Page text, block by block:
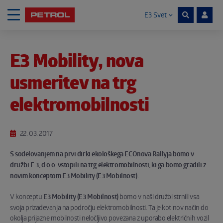
Skoči na vsebino E3 Svet
E3 Mobility, nova
usmeritev na trg
elektromobilnosti
22. 03. 2017
S sodelovanjem na prvi dirki ekološkega ECOnova Rallyja bomo v
družbi E 3, d.o.o. vstopili na trg elektromobilnosti, ki ga bomo gradili z
novim konceptom E3 Mobility (E3 Mobilnost).
V konceptu E3 Mobility (E3 Mobilnost)bomo v naši družbi strnili vsa
svoja prizadevanja na področju elektromobilnosti. Ta je kot nov način do
okolja prijazne mobilnosti neločljivo povezana z uporabo električnih vozil
Noga strani